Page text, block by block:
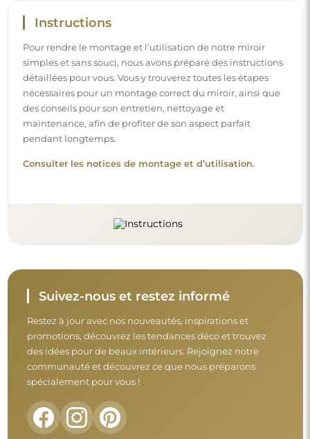
Instructions
Pour rendre le montage et l’utilisation de notre miroir
simples et sans souci, nous avons préparé des instructions
détaillées pour vous. Vous y trouverez toutes les étapes
nécessaires pour un montage correct du miroir, ainsi que
des conseils pour son entretien, nettoyage et
maintenance, afin de profiter de son aspect parfait
pendant longtemps.
Consulter les notices de montage et d’utilisation.
Suivez-nous et restez informé
Restez à jour avec nos nouveautés, inspirations et
promotions, découvrez les tendances déco et trouvez
des idées pour de beaux intérieurs. Rejoignez notre
communauté et découvrez ce que nous préparons
spécialement pour vous !